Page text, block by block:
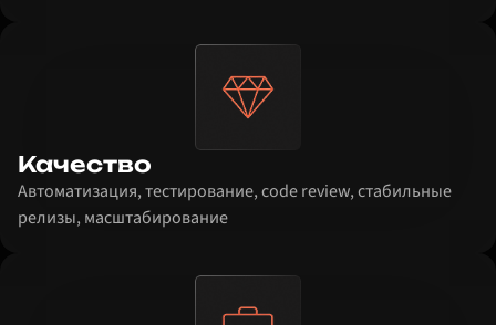
Качество
Автоматизация, тестирование, code review, стабильные
релизы, масштабирование